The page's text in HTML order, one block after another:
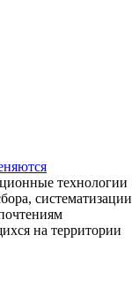
технологии
систематизации
на территории